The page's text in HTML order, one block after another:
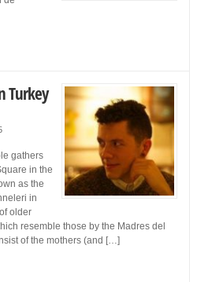
Turkey
gathers
in the
as the
in
older
resemble those by the Madres del
of the mothers (and […]